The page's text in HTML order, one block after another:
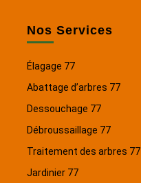
Nos Services
Élagage 77
Abattage d’arbres 77
Dessouchage 77
Débroussaillage 77
Traitement des arbres 77
Jardinier 77